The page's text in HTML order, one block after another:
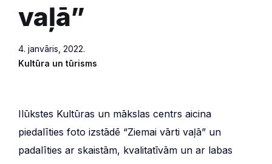
vaļā”
4. janvāris, 2022.
Kultūra un tūrisms
Ilūkstes Kultūras un mākslas centrs aicina
piedalīties foto izstādē “Ziemai vārti vaļā” un
padalīties ar skaistām, kvalitatīvām un ar labas